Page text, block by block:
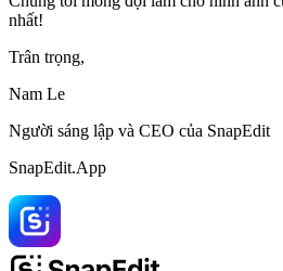
nhất!
Trân trọng,
Nam Le
Người sáng lập và CEO của SnapEdit
SnapEdit.App